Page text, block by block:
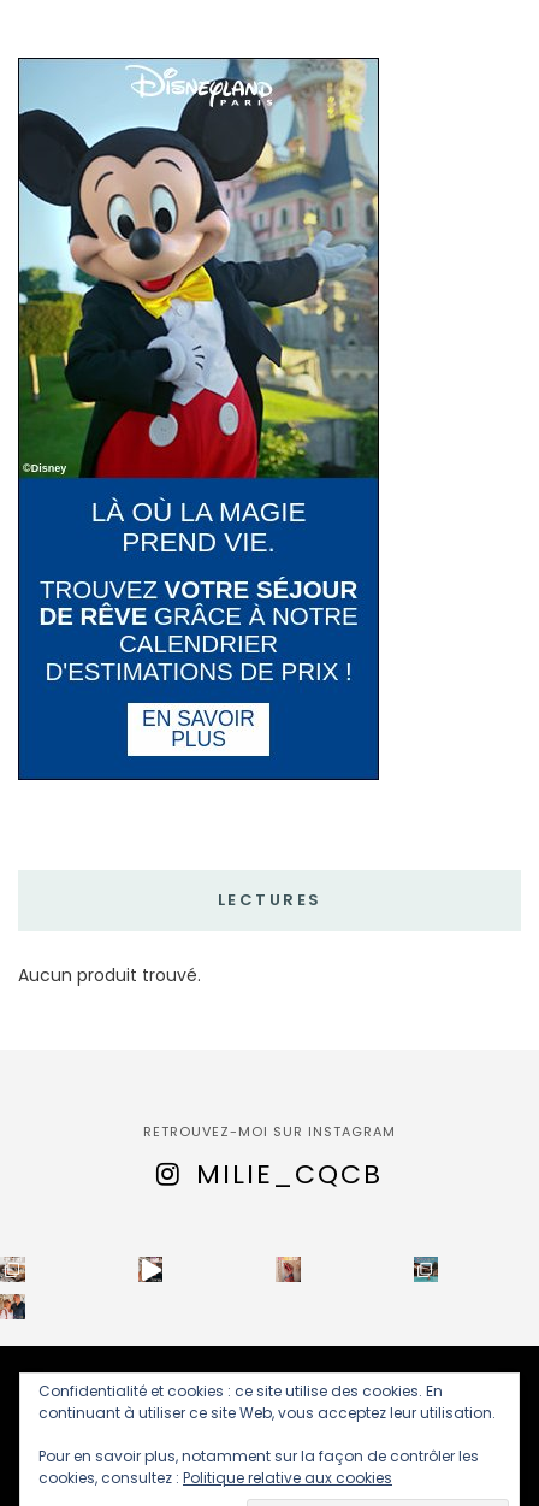
LECTURES
Aucun produit trouvé.
RETROUVEZ-MOI SUR INSTAGRAM
MILIE_CQCB
(C) 2019-2026 - Disney Addicts : Votre guide pour réserver,
économiser et vivre la magie de Disneyland Paris. Tous droits
C’EST QUOI CE BRUIT ? C’EST QUOI CE VOYAGE ?
Confidentialité et cookies : ce site utilise des cookies. En
continuant à utiliser ce site Web, vous acceptez leur utilisation.
Pour en savoir plus, notamment sur la façon de contrôler les
cookies, consultez : Politique relative aux cookies